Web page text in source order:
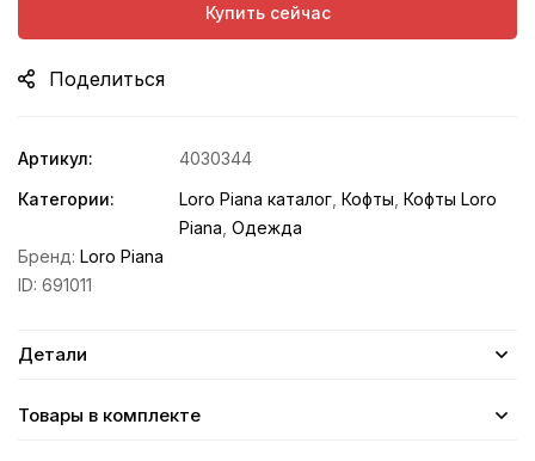
Купить сейчас
Поделиться
Артикул:
4030344
Категории:
Loro Piana каталог Кофты Кофты Loro
Piana Одежда
Бренд: Loro Piana
ID: 691011
Детали
Товары в комплекте